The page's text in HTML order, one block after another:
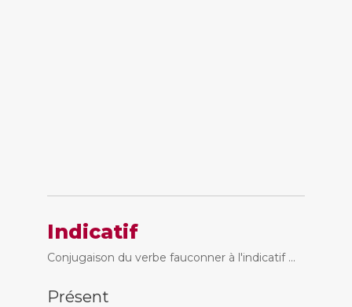
Indicatif
Conjugaison du verbe fauconner à l'indicatif ...
Présent